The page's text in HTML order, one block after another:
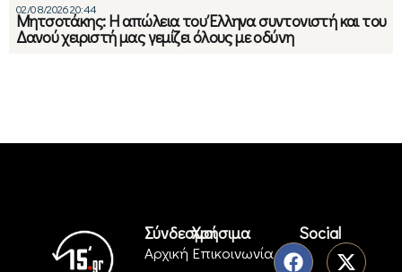
02/08/2026 20:44
Μητσοτάκης: Η απώλεια του Έλληνα συντονιστή και του
Δανού χειριστή μας γεμίζει όλους με οδύνη
Σύνδεσμοι
Αρχική
Χρήσιμα
Επικοινωνία
Social